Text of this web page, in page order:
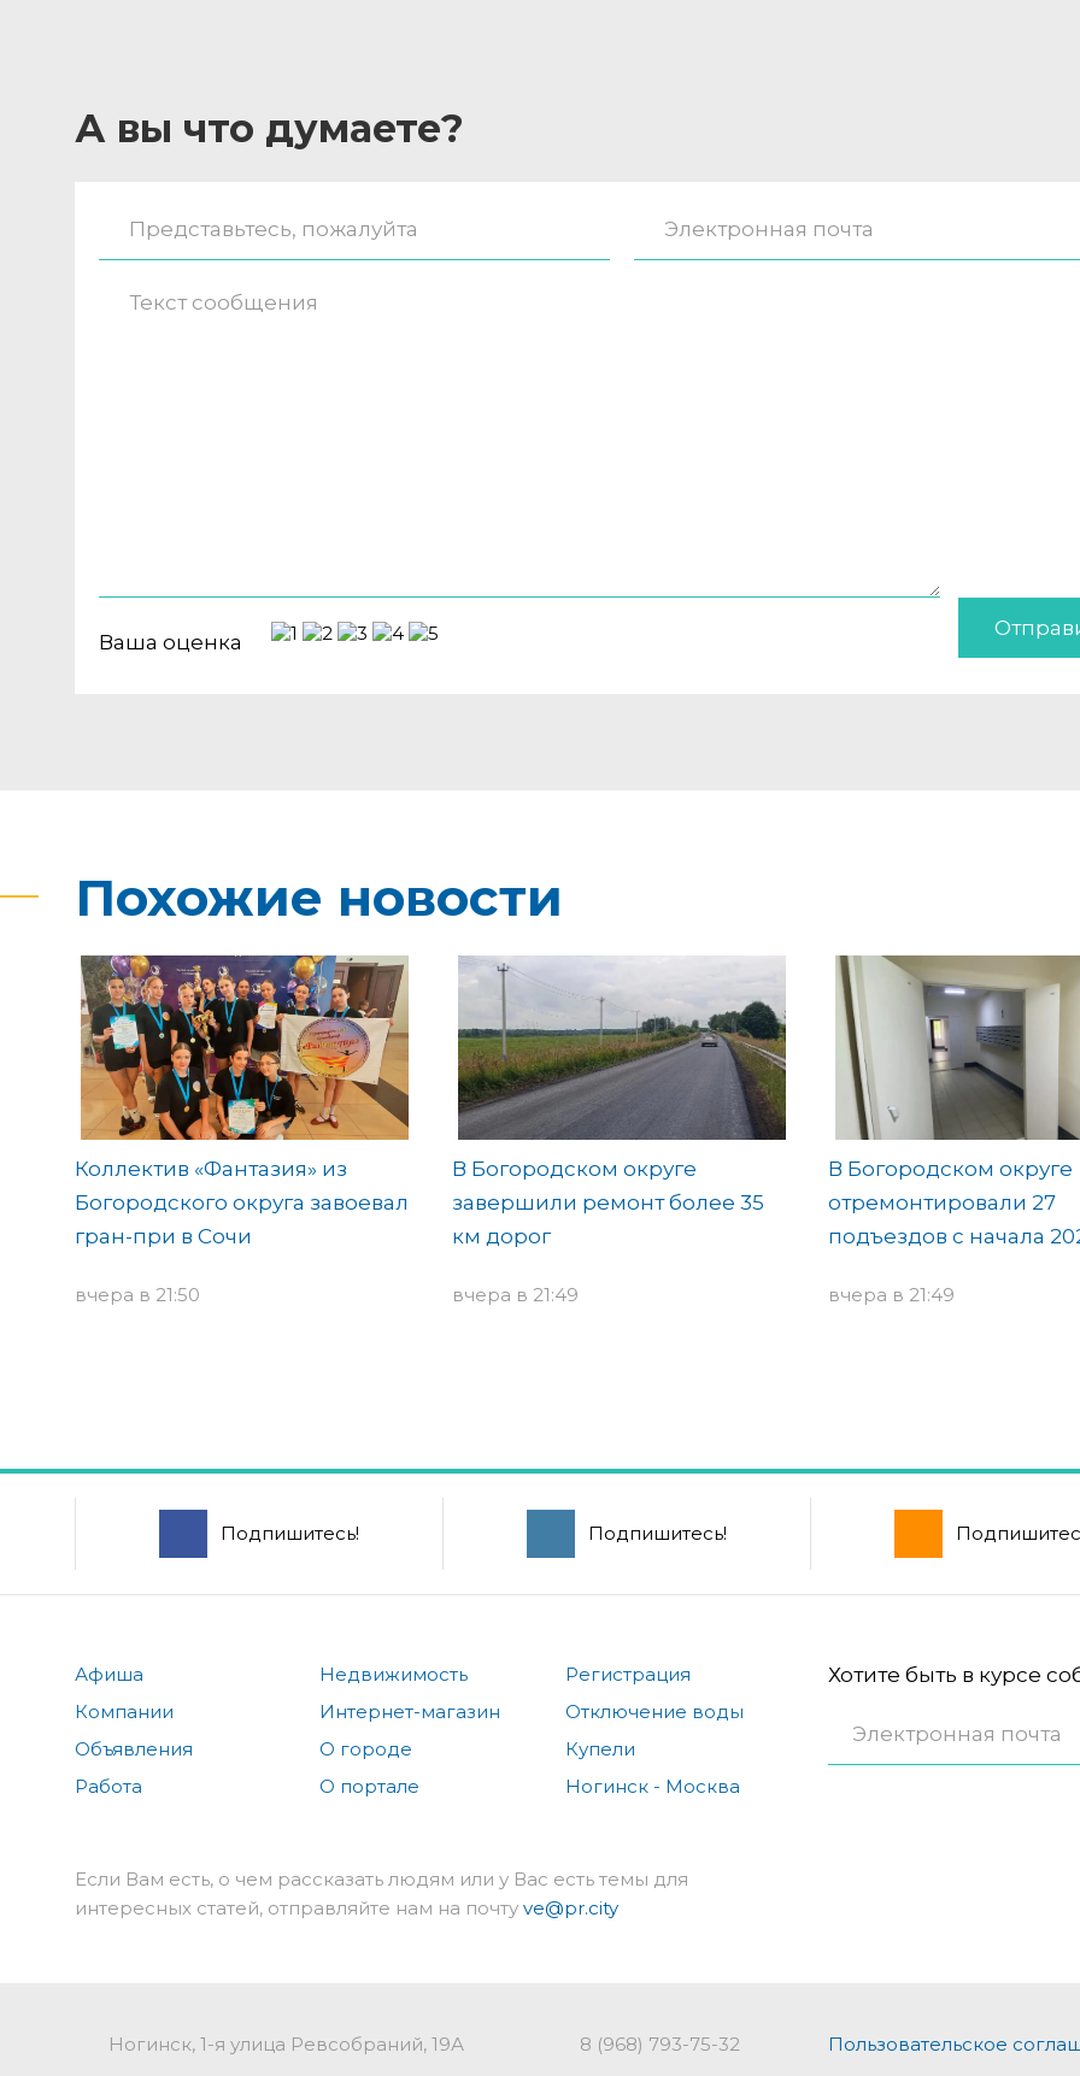
А вы что думаете?
Ваша оценка
Похожие новости
Коллектив «Фантазия» из
Богородского округа завоевал
гран-при в Сочи
вчера в 21:50
В Богородском округе
завершили ремонт более 35
км дорог
вчера в 21:49
В Богородском округе
отремонтировали 27
подъездов с начала
вчера в 21:49
Подпишитесь! Подпишитесь!
Афиша
Компании
Объявления
Работа
Недвижимость
Интернет-магазин
О городе
О портале
Регистрация
Отключение воды
Купели
Ногинск - Москва
Хотите быть в курсе
Если Вам есть, о чем рассказать людям или у Вас есть темы для
интересных статей, отправляйте нам на почту ve@pr.city
Ногинск, 1-я улица Ревсобраний, 19А 8 (968) 793-75-32 Пользовательское